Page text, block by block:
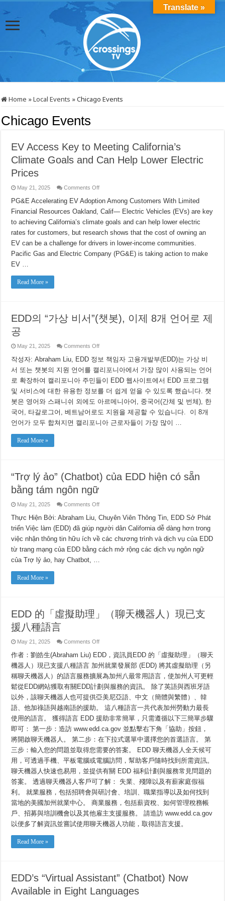
Home »Local Events »Chicago Events
Chicago Events
EV Access Key to Meeting California’s
Climate Goals and Can Help Lower Electric
Prices
May 21, 2025 Comments Offon
Access
Key
to
California’s
Climate
Goals
and
Can
Help
Lower
PG&E Accelerating EV Adoption Among Customers With Limited
Financial Resources Oakland, Calif— Electric Vehicles (EVs) are key
to achieving California’s climate goals and can help lower electric
rates for customers, but research shows that the cost of owning an
EV can be a challenge for drivers in lower-income communities.
Pacific Gas and Electric Company (PG&E) is taking action to make
EV …
Read More »
EDD의 “가상 비서”(챗봇), 이제 8개 언어로 제
공
May 21, 2025 Comments Offon
의
상
비
서”(챗
봇),
이
제
개
작성자: Abraham Liu, EDD 정보 책임자 고용개발부(EDD)는 가상 비
서 또는 챗봇의 지원 언어를 캘리포니아에서 가장 많이 사용되는 언어
로 확장하여 캘리포니아 주민들이 EDD 웹사이트에서 EDD 프로그램
및 서비스에 대한 유용한 정보를 더 쉽게 얻을 수 있도록 했습니다. 챗
봇은 영어와 스패니쉬 외에도 아르메니아어, 중국어(간체 및 번체), 한
국어, 타갈로그어, 베트남어로도 지원을 제공할 수 있습니다. 이 8개
언어가 모두 합쳐지면 캘리포니아 근로자들이 가장 많이 …
Read More »
“Trợ lý ảo” (Chatbot) của EDD hiện có sẵn
bằng tám ngôn ngữ
May 21, 2025 Comments Offon
lý
ảo”
(Chatbot)
của
EDD
hiện
có
bằng
Thực Hiện Bởi: Abraham Liu, Chuyên Viên Thông Tin, EDD Sở Phát
triển Việc làm (EDD) đã giúp người dân California dễ dàng hơn trong
việc nhận thông tin hữu ích về các chương trình và dịch vụ của EDD
từ trang mạng của EDD bằng cách mở rộng các dịch vụ ngôn ngữ
của Trợ lý ảo, hay Chatbot, …
Read More »
EDD 的「虛擬助理」（聊天機器人）現已支
援八種語言
May 21, 2025 Comments Offon
的
「虛
擬
助
理」
（聊
天
機
器
人）
現
已
支
援
八
種
語
言
作者：劉皓生(Abraham Liu) EDD，資訊員EDD 的「虛擬助理」（聊天
機器人）現已支援八種語言 加州就業發展部 (EDD) 將其虛擬助理（另
稱聊天機器人）的語言服務擴展為加州八最常用語言，使加州人可更輕
鬆從EDD網站獲取有關EDD計劃與服務的資訊。 除了英語與西班牙語
以外，該聊天機器人也可提供亞美尼亞語、中文（簡體與繁體）、韓
語、他加祿語與越南語的援助。 這八種語言一共代表加州勞動力最長
使用的語言。 獲得語言 EDD 援助非常簡單，只需遵循以下三簡單步驟
即可： 第一步：造訪 www.edd.ca.gov 並點擊右下角「協助」按鈕，
將開啟聊天機器人。 第二步：在下拉式選單中選擇您的首選語言。 第
三步：輸入您的問題並取得您需要的答案。 EDD 聊天機器人全天候可
用，可透過手機、平板電腦或電腦訪問，幫助客戶隨時找到所需資訊。
聊天機器人快速也易用，並提供有關 EDD 福利計劃與服務常見問題的
答案。 透過聊天機器人客戶可了解： 失業、殘障以及有薪家庭假福
利。 就業服務，包括招聘會與研討會、培訓、職業指導以及如何找到
當地的美國加州就業中心。 商業服務，包括薪資稅、如何管理稅務帳
戶、招募與培訓機會以及其他雇主支援服務。 請造訪 www.edd.ca.gov
以便多了解資訊並嘗試使用聊天機器人功能，取得語言支援。
Read More »
EDD’s “Virtual Assistant” (Chatbot) Now
Available in Eight Languages
Translate »